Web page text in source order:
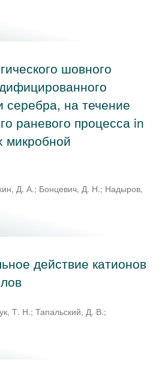
шовного
серебра, на течение
раневого процесса in
микробной
Д. А.; Бонцевич, Д. Н.; Надыров,
действие катионов
Т. Н.; Тапальский, Д. В.;